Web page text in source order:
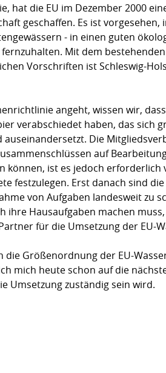
hat die EU im Dezember 2000
geschaffen. Es ist vorgesehen,
- in einen guten
Mit dem
Vorschriften ist Schleswig-
angeht, wissen wir,
verabschiedet haben, das
Die
auf
ist es jedoch erforderlich
festzulegen. Erst danach sind
von Aufgaben landesweit zu
ihre Hausaufgaben machen
für die Umsetzung der EU-
Größenordnung der EU-
mich heute schon auf die
Umsetzung zuständig sein wird.